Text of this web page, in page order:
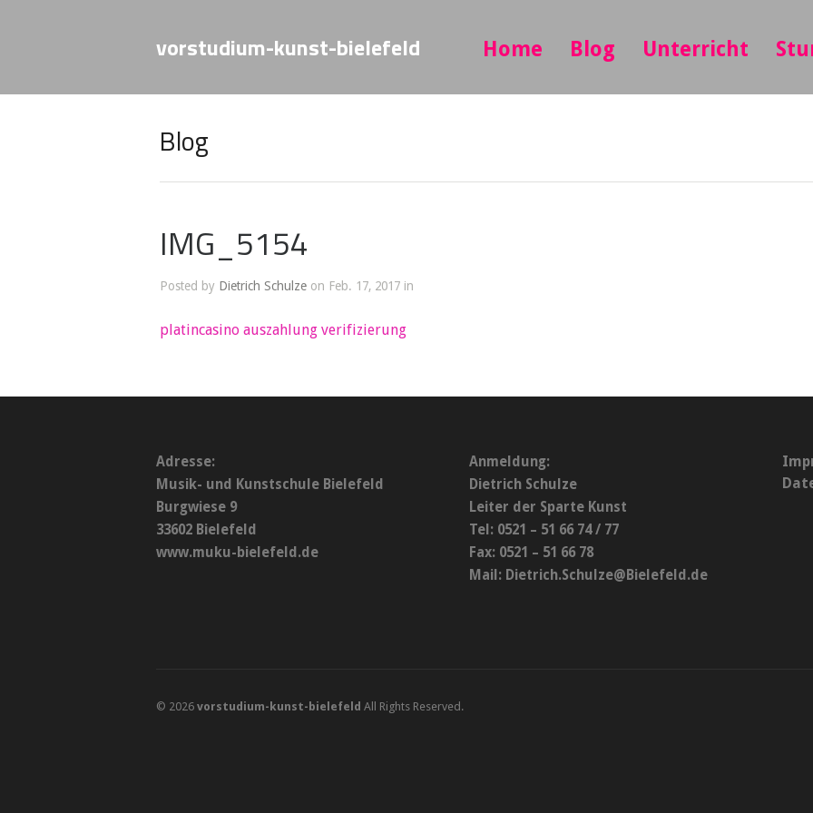
vorstudium-kunst-bielefeld Home Blog Unterricht
Blog
IMG_5154
Posted by Dietrich Schulze on Feb. 17, 2017 in
platincasino auszahlung verifizierung
Adresse:
Musik- und Kunstschule Bielefeld
Burgwiese 9
33602 Bielefeld
www.muku-bielefeld.de
Anmeldung:
Dietrich Schulze
Leiter der Sparte Kunst
Tel: 0521 – 51 66 74 / 77
Fax: 0521 – 51 66 78
Mail: Dietrich.Schulze@Bielefeld.de
© 2026 vorstudium-kunst-bielefeld All Rights Reserved.